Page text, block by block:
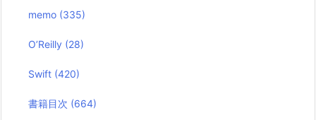
memo (335)
O’Reilly (28)
Swift (420)
書籍目次 (664)